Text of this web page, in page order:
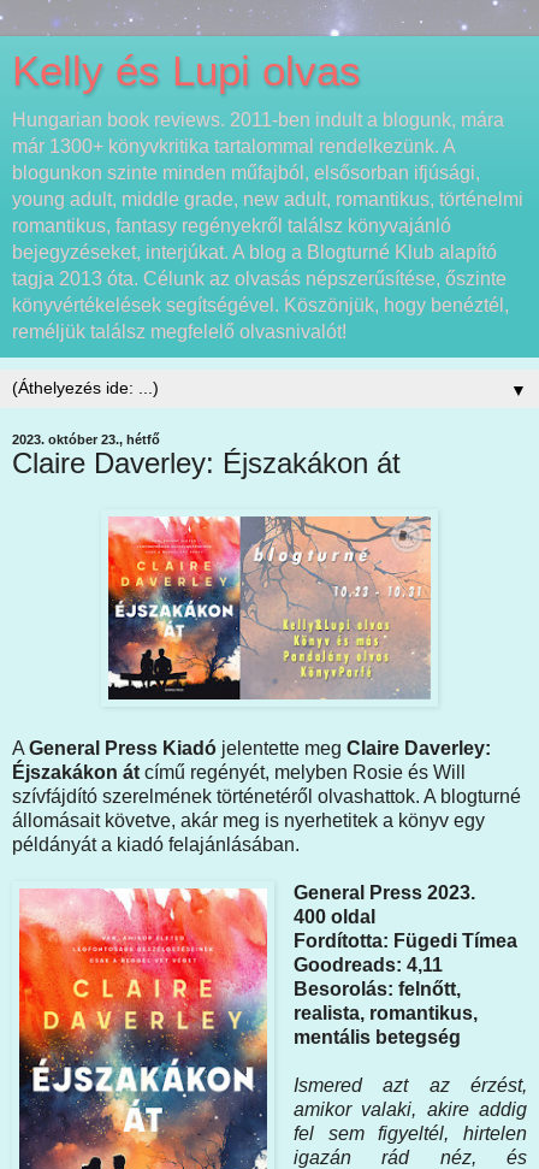
Kelly és Lupi olvas
Hungarian book reviews. 2011-ben indult a blogunk, mára
már 1300+ könyvkritika tartalommal rendelkezünk. A
blogunkon szinte minden műfajból, elsősorban ifjúsági,
young adult, middle grade, new adult, romantikus, történelmi
romantikus, fantasy regényekről találsz könyvajánló
bejegyzéseket, interjúkat. A blog a Blogturné Klub alapító
tagja 2013 óta. Célunk az olvasás népszerűsítése, őszinte
könyvértékelések segítségével. Köszönjük, hogy benéztél,
reméljük találsz megfelelő olvasnivalót!
▼
2023. október 23., hétfő
Claire Daverley: Éjszakákon át
A General Press Kiadó jelentette meg Claire Daverley:
Éjszakákon át című regényét, melyben Rosie és Will
szívfájdító szerelmének történetéről olvashattok. A blogturné
állomásait követve, akár meg is nyerhetitek a könyv egy
példányát a kiadó felajánlásában.
General Press 2023.
400 oldal
Fordította: Fügedi Tímea
Goodreads: 4,11
Besorolás: felnőtt,
realista, romantikus,
mentális betegség
Ismered azt az érzést,
amikor valaki, akire addig
fel sem figyeltél, hirtelen
igazán rád néz, és